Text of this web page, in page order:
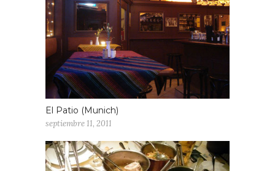
El Patio (Munich)
septiembre 11, 2011